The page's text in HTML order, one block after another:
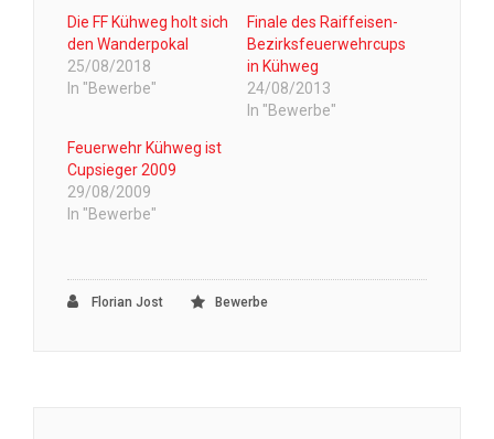
Die FF Kühweg holt sich
den Wanderpokal
25/08/2018
In "Bewerbe"
Finale des Raiffeisen-
Bezirksfeuerwehrcups
in Kühweg
24/08/2013
In "Bewerbe"
Feuerwehr Kühweg ist
Cupsieger 2009
29/08/2009
In "Bewerbe"
Florian Jost Bewerbe